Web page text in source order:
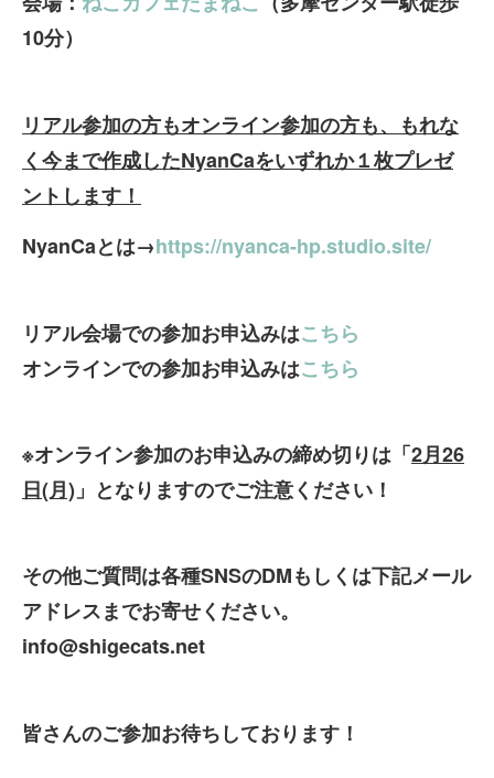
10分）
リアル参加の方もオンライン参加の方も、もれな
く今まで作成したNyanCaをいずれか１枚プレゼ
ントします！
NyanCaとは→https://nyanca-hp.studio.site/
リアル会場での参加お申込みはこちら
オンラインでの参加お申込みはこちら
※オンライン参加のお申込みの締め切りは「2月26
日(月) 」となりますのでご注意ください！
その他ご質問は各種SNSのDMもしくは下記メール
アドレスまでお寄せください。
info@shigecats.net
皆さんのご参加お待ちしております！